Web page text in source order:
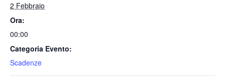
2 Febbraio
Ora:
00:00
Categoria Evento:
Scadenze